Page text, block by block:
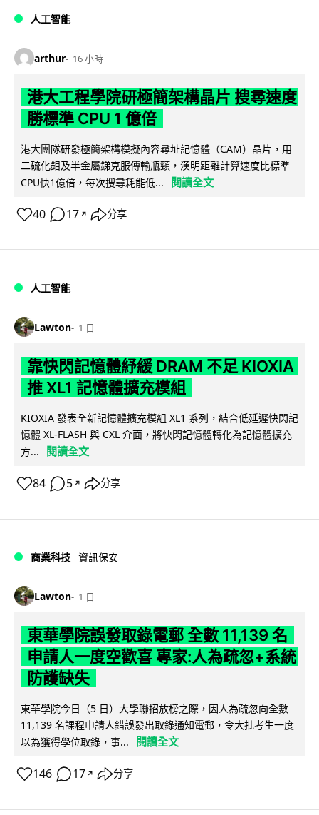
人工智能
arthur 16 小時
港大工程學院研極簡架構晶片 搜尋速度
勝標準 CPU 1 億倍
港大團隊研發極簡架構模擬內容尋址記憶體（CAM）晶片，用
二硫化鉬及半金屬銻克服傳輸瓶頸，漢明距離計算速度比標準
CPU快1億倍，每次搜尋耗能低...
閱讀全文
40 17 ↗ 分享
人工智能
Lawton 1 日
靠快閃記憶體紓緩 DRAM 不足 KIOXIA
推 XL1 記憶體擴充模組
KIOXIA 發表全新記憶體擴充模組 XL1 系列，結合低延遲快閃記
憶體 XL-FLASH 與 CXL 介面，將快閃記憶體轉化為記憶體擴充
方...
閱讀全文
84 5 ↗ 分享
商業科技 資訊保安
Lawton 1 日
東華學院誤發取錄電郵 全數 11,139 名
申請人一度空歡喜 專家:人為疏忽+系統
防護缺失
東華學院今日（5 日）大學聯招放榜之際，因人為疏忽向全數
11,139 名課程申請人錯誤發出取錄通知電郵，令大批考生一度
以為獲得學位取錄，事...
閱讀全文
146 17 ↗ 分享